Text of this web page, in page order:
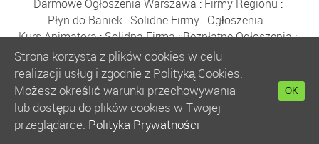
Darmowe Ogłoszenia Warszawa : Firmy Regionu :
Płyn do Baniek: Solidne Firmy: Ogłoszenia :
Kurs Animatora:Solidna Firma:Bezpłatne Ogłoszenia:
Animator Czasu Wolnego:
Bezpłatne Ogłoszenia Warszawa:sklep animatora
Bańki Mydlane:Bezpłatne Ogłoszenia
Szkolenie Animatorów:Kurs Animatora
:
Kurs Animatora Warszawa :Rumia
Kurs Animatora Poznań:
Strona korzysta z plików cookies w celu
realizacji usług i zgodnie z Polityką Cookies.
Możesz określić warunki przechowywania
lub dostępu do plików cookies w Twojej
przeglądarce. Polityka Prywatności
OK